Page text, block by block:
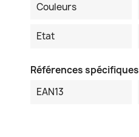
Couleurs
Etat
Références spécifiques
EAN13